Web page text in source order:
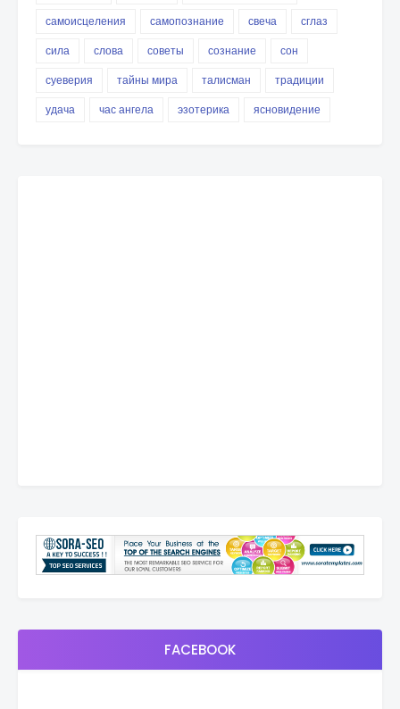
самоисцеления
самопознание свеча
сглаз
сила
слова советы сознание
сон
суеверия
тайны мира талисман
традиции
удача
час ангела эзотерика ясновидение
FACEBOOK